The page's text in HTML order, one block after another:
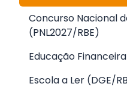
Concurso Nacional
(PNL2027/RBE)
Educação Financeira
Escola a Ler (DGE/